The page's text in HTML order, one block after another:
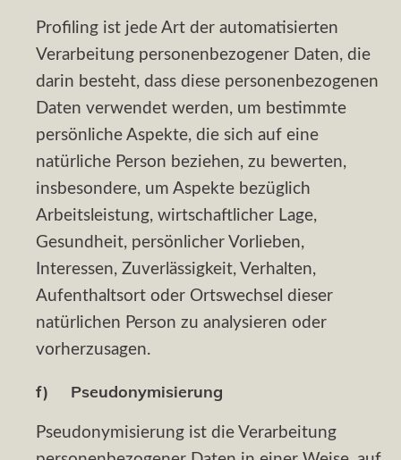
Profiling ist jede Art der automatisierten
Verarbeitung personenbezogener Daten, die
darin besteht, dass diese personenbezogenen
Daten verwendet werden, um bestimmte
persönliche Aspekte, die sich auf eine
natürliche Person beziehen, zu bewerten,
insbesondere, um Aspekte bezüglich
Arbeitsleistung, wirtschaftlicher Lage,
Gesundheit, persönlicher Vorlieben,
Interessen, Zuverlässigkeit, Verhalten,
Aufenthaltsort oder Ortswechsel dieser
natürlichen Person zu analysieren oder
vorherzusagen.
f) Pseudonymisierung
Pseudonymisierung ist die Verarbeitung